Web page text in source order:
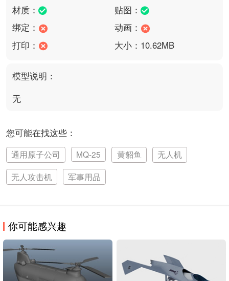
材质：
贴图：
绑定：
动画：
打印：
大小：10.62MB
模型说明：
无
您可能在找这些：
通用原子公司 MQ-25 黄貂鱼
无人机
无人攻击机
军事用品
你可能感兴趣